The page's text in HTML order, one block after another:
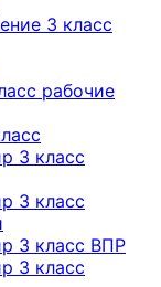
3 класс
рабочие
3 класс
3 класс
3 класс ВПР
3 класс